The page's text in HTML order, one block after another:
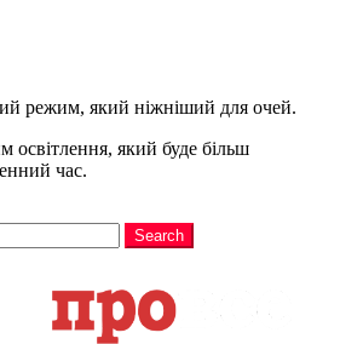
режим, який ніжніший для очей.
освітлення, який буде більш
час.
Search